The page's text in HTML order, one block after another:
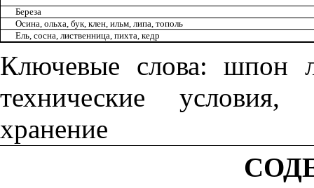
Береза
Осина, ольха, бук, клен, ильм, липа, тополь
Ель, сосна, лиственница, пихта, кедр
Ключевые слова: шпон
технические
хранение